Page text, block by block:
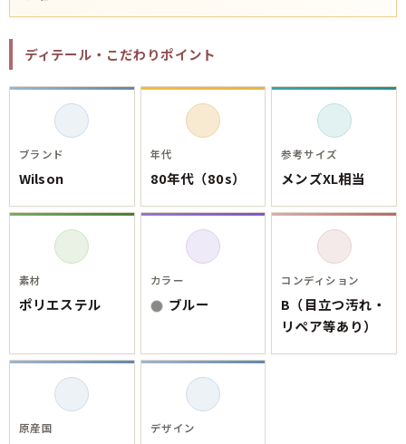
お気に入りリスト
メルマガ登録
会社概要
店舗一覧
古着卸売
特定商取引法に基づく表示
プライバシーポリシー
お問い合わせ
ディテール・こだわりポイント
ブランド
Wilson
年代
80年代（80s）
参考サイズ
メンズXL相当
素材
ポリエステル
カラー
ブルー
コンディション
B（目立つ汚れ・
リペア等あり）
原産国 デザイン